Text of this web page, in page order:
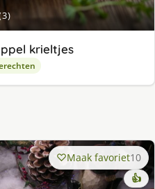
krieltjes
Maak favoriet10
👍